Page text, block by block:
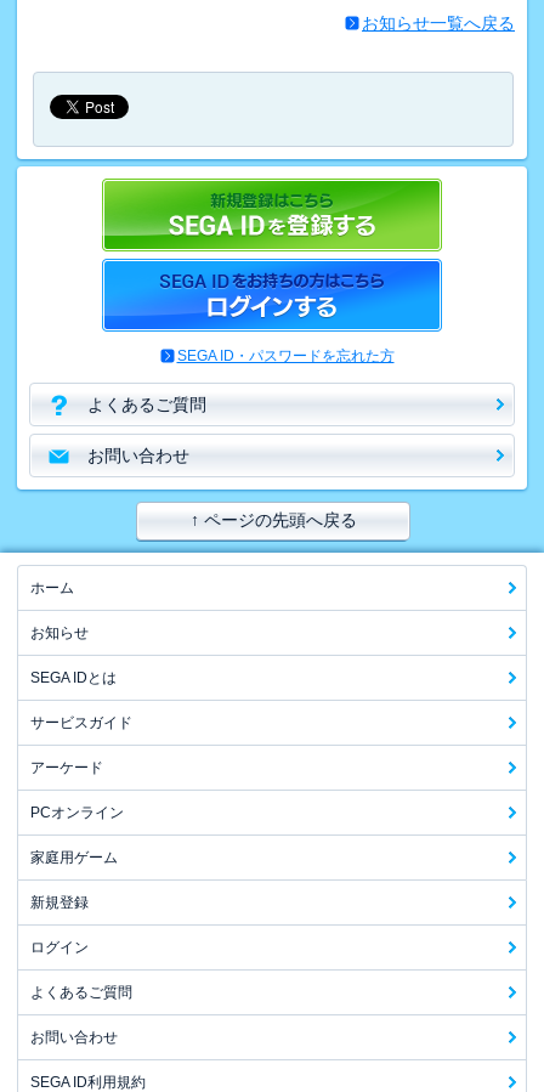
お知らせ一覧へ戻る
SEGA ID・パスワードを忘れた方
よくあるご質問
お問い合わせ
↑ ページの先頭へ戻る
ホーム
お知らせ
SEGA IDとは
サービスガイド
アーケード
PCオンライン
家庭用ゲーム
新規登録
ログイン
よくあるご質問
お問い合わせ
SEGA ID利用規約